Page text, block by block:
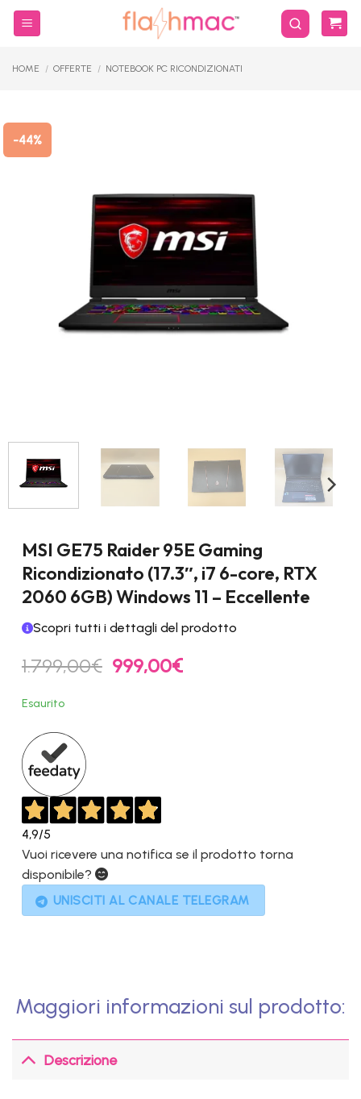
Salta
HOME / OFFERTE / NOTEBOOK PC RICONDIZIONATI
-44%
MSI GE75 Raider 95E Gaming
Ricondizionato (17.3″, i7 6-core, RTX
2060 6GB) Windows 11 – Eccellente
Scopri tutti i dettagli del prodotto
1.799,00€ Il
prezzo
999,00€Il
Esaurito
4,9/5
Vuoi ricevere una notifica se il prodotto torna
disponibile?
UNISCITI AL CANALE TELEGRAM
Maggiori informazioni sul prodotto:
Descrizione